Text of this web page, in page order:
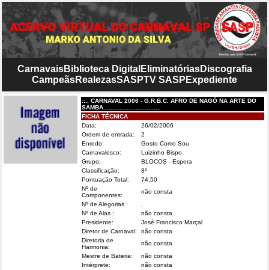
CarnavaisBiblioteca Digital EliminatóriasDiscografia
CampeãsRealezasSASPTV SASP Expediente
::.. CARNAVAL 2006 - G.R.B.C. AFRO DE NAGÔ NA ARTE DO
SAMBA................................
FICHA TÉCNICA
Data:
26/02/2006
Ordem de entrada:
2
Enredo:
Gosto Como Sou
Carnavalesco:
Luizinho Bispo
Grupo:
BLOCOS - Espera
Classificação:
8º
Pontuação Total:
74,50
Nº de
Componentes:
não consta
Nº de Alegorias :
Nº de Alas :
não consta
Presidente:
José Francisco Marçal
Diretor de Carnaval:
não consta
Diretoria de
Harmonia:
não consta
Mestre de Bateria:
não consta
Intérprete:
não consta